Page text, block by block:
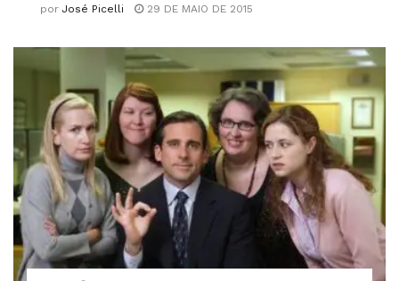
por José Picelli 29 DE MAIO DE 2015